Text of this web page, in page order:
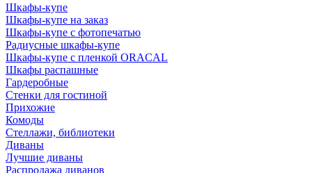
Шкафы-купе
Шкафы-купе на заказ
Шкафы-купе с фотопечатью
Радиусные шкафы-купе
Шкафы-купе с пленкой ORACAL
Шкафы распашные
Гардеробные
Стенки для гостиной
Прихожие
Комоды
Стеллажи, библиотеки
Диваны
Лучшие диваны
Распродажа диванов